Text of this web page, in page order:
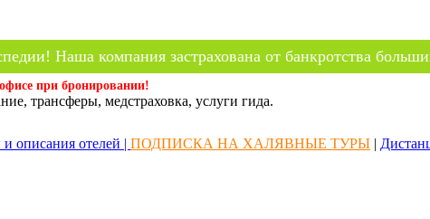
Наша компания застрахована от банкротства
при бронировании!
трансферы, медстраховка, услуги гида.
описания отелей | ПОДПИСКА НА ХАЛЯВНЫЕ ТУРЫ |